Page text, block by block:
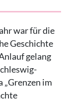
war für die
Geschichte
gelang
„Grenzen im